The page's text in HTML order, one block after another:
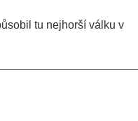
tu nejhorší válku v